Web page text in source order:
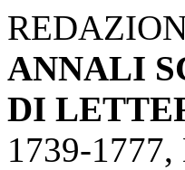
ANNALI
DI
1739-